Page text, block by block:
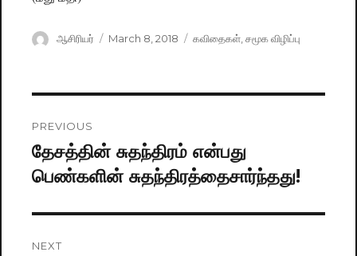
Author
ஆசிரியர்
Posted
March 8, 2018 Categories
கவிதைகள்,சமூக விழிப்பு
navigation
PREVIOUS
Previous
post:
தேசத்தின் சுதந்திரம் என்பது
பெண்களின் சுதந்திரத்தைசார்ந்தது!
NEXT